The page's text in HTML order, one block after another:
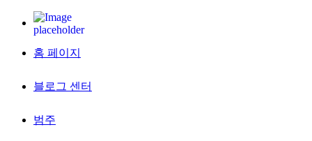
홈 페이지
블로그 센터
범주